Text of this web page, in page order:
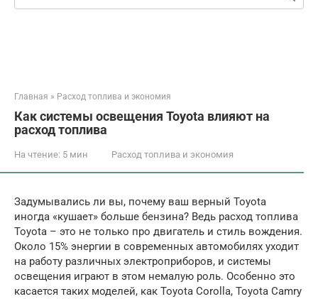
Главная » Расход топлива и экономия
Как системы освещения Toyota влияют на
расход топлива
На чтение: 5 мин Расход топлива и экономия
Задумывались ли вы, почему ваш верный Toyota
иногда «кушает» больше бензина? Ведь расход топлива
Toyota – это не только про двигатель и стиль вождения.
Около 15% энергии в современных автомобилях уходит
на работу различных электроприборов, и системы
освещения играют в этом немалую роль. Особенно это
касается таких моделей, как Toyota Corolla, Toyota Camry